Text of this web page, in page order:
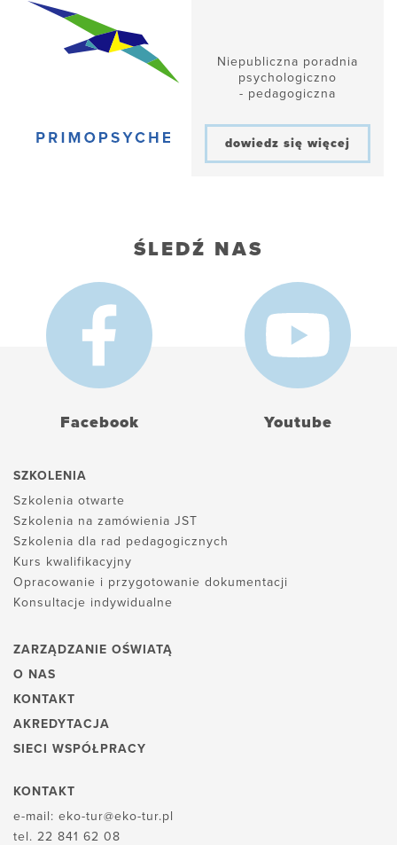
Niepubliczna poradnia
psychologiczno
- pedagogiczna
dowiedz się więcej
ŚLEDŹ NAS
Facebook Youtube
SZKOLENIA
Szkolenia otwarte
Szkolenia na zamówienia JST
Szkolenia dla rad pedagogicznych
Kurs kwalifikacyjny
Opracowanie i przygotowanie dokumentacji
Konsultacje indywidualne
ZARZĄDZANIE OŚWIATĄ
O NAS
KONTAKT
AKREDYTACJA
SIECI WSPÓŁPRACY
KONTAKT
e-mail: eko-tur@eko-tur.pl
tel. 22 841 62 08